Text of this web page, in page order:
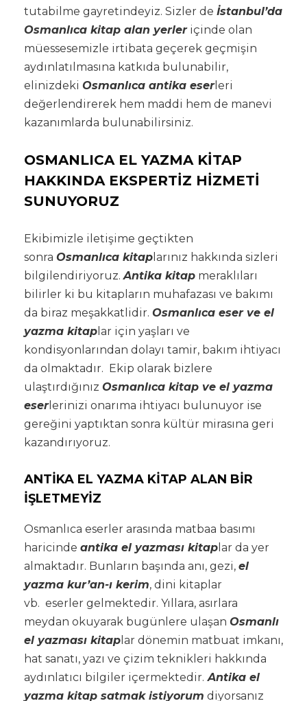
tutabilme gayretindeyiz. Sizler de İstanbul’da
Osmanlıca kitap alan yerleriçinde olan
müessesemizle irtibata geçerek geçmişin
aydınlatılmasına katkıda bulunabilir,
elinizdeki Osmanlıca antika eserleri
değerlendirerek hem maddi hem de manevi
kazanımlarda bulunabilirsiniz.
OSMANLICA EL YAZMA KİTAP
HAKKINDA EKSPERTİZ HİZMETİ
SUNUYORUZ
Ekibimizle iletişime geçtikten
sonra Osmanlıca kitap larınız hakkında sizleri
bilgilendiriyoruz.Antika kitap meraklıları
bilirler ki bu kitapların muhafazası ve bakımı
da biraz meşakkatlidir. Osmanlıca eser ve el
yazma kitap lar için yaşları ve
kondisyonlarından dolayı tamir, bakım ihtiyacı
da olmaktadır. Ekip olarak bizlere
ulaştırdığınız Osmanlıca kitap ve el yazma
eserlerinizi onarıma ihtiyacı bulunuyor ise
gereğini yaptıktan sonra kültür mirasına geri
kazandırıyoruz.
ANTİKA EL YAZMA KİTAP ALAN BİR
İŞLETMEYİZ
Osmanlıca eserler arasında matbaa basımı
haricinde antika el yazması kitap lar da yer
almaktadır. Bunların başında anı, gezi, el
yazma kur’an-ı kerim, dini kitaplar
vb. eserler gelmektedir. Yıllara, asırlara
meydan okuyarak bugünlere ulaşan Osmanlı
el yazması kitap lar dönemin matbuat imkanı,
hat sanatı, yazı ve çizim teknikleri hakkında
aydınlatıcı bilgiler içermektedir. Antika el
yazma kitap satmak istiyorum diyorsanız